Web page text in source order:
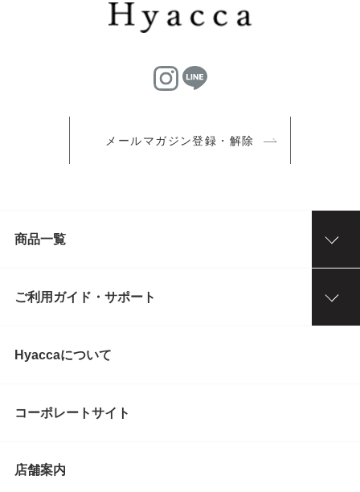
メールマガジン登録・解除
商品一覧
ご利用ガイド・サポート
Hyaccaについて
コーポレートサイト
店舗案内